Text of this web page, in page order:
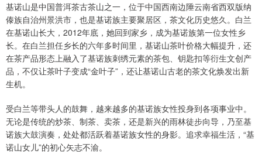
基诺山是中国普洱茶古茶山之一，位于中国西南边陲云南省西双版纳
傣族自治州景洪市，也是基诺族主要聚居区，茶文化历史悠久。白兰
在基诺山长大，2012年底，她回到家乡，成为基诺族第一位女性乡
长。在白兰担任乡长的六年多时间里，基诺山茶叶价格大幅提升，还
在茶产品形态上融入了基诺族刺绣元素的茶包、钥匙扣等衍生文创产
品，不仅让茶叶子变成“金叶子”，还让基诺山古老的茶文化焕发出新
生机。
受白兰等带头人的鼓舞，越来越多的基诺族女性投身到各项事业中。
无论是传统的炒茶、制茶、卖茶，还是新兴的雨林徒步向导，乃至基
诺族大鼓演奏，处处都活跃着基诺族女性的身影。追求幸福生活，“基
诺山女儿”的初心矢志不渝。